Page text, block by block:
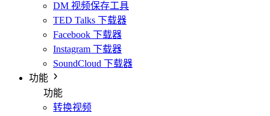
DM 视频保存工具
TED Talks 下载器
Facebook 下载器
Instagram 下载器
SoundCloud 下载器
功能
功能
转换视频